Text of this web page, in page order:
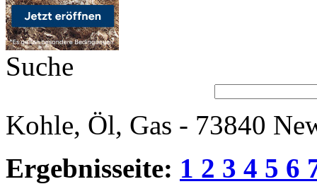
Suche
Kohle, Öl, Gas - 73840
Ergebnisseite: 1 2 3 4 5 6